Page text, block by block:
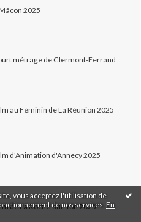
vous acceptez l'utilisation de
de nos services. En
2025
métrage de Clermont-Ferrand
au Féminin de La Réunion 2025
d'Animation d'Annecy 2025
de La Roche-sur-Yon 2025